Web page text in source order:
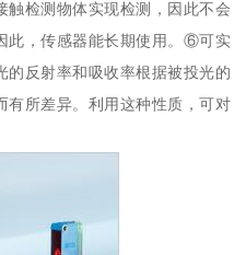
触检测物体实现检测，因此不会
此，传感器能长期使用。⑥可实
的反射率和吸收率根据被投光的
有所差异。利用这种性质，可对